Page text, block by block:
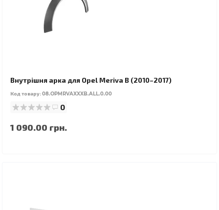
Внутрішня арка для Opel Meriva B (2010–2017)
Код товару:08.OPMRVAXXXB.ALL.0.00
0
1 090.00 грн.